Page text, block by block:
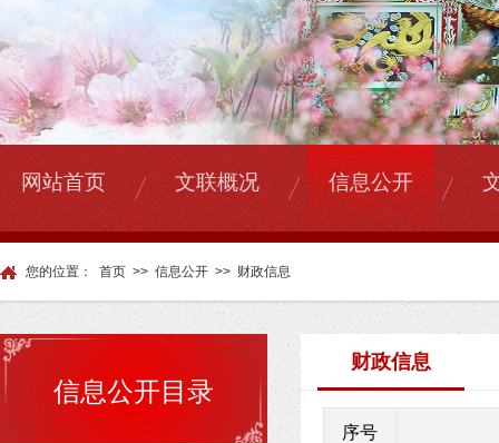
网站首页 文联概况 信息公开
您的位置： 首页 >> 信息公开 >> 财政信息
信息公开目录
财政信息
序号